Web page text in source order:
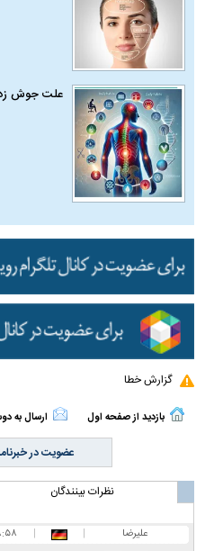
علت جوش
گزارش خطا
بازدید از صفحه اول ارسال به
عضویت در
نظرات بینندگان
علیرضا |
|
۰۸:۵۸ -